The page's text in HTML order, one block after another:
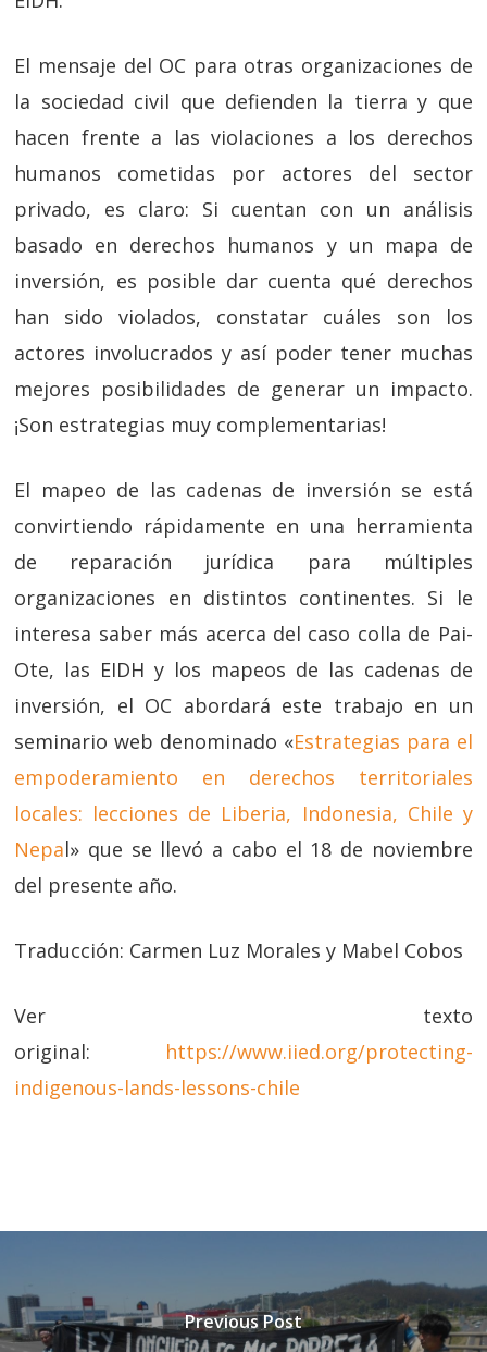
El mensaje del OC para otras organizaciones de
la sociedad civil que defienden la tierra y que
hacen frente a las violaciones a los derechos
humanos cometidas por actores del sector
privado, es claro: Si cuentan con un análisis
basado en derechos humanos y un mapa de
inversión, es posible dar cuenta qué derechos
han sido violados, constatar cuáles son los
actores involucrados y así poder tener muchas
mejores posibilidades de generar un impacto.
¡Son estrategias muy complementarias!
El mapeo de las cadenas de inversión se está
convirtiendo rápidamente en una herramienta
de reparación jurídica para múltiples
organizaciones en distintos continentes. Si le
interesa saber más acerca del caso colla de Pai-
Ote, las EIDH y los mapeos de las cadenas de
inversión, el OC abordará este trabajo en un
seminario web denominado «Estrategias para el
empoderamiento en derechos territoriales
locales: lecciones de Liberia, Indonesia, Chile y
Nepal» que se llevó a cabo el 18 de noviembre
del presente año.
Traducción: Carmen Luz Morales y Mabel Cobos
Ver texto
original:
https://www.iied.org/protecting-
indigenous-lands-lessons-chile
Previous Post